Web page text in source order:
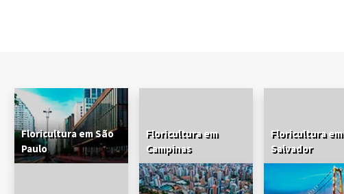
Floricultura em São
Paulo
Floricultura em
Campinas
Floricultura em
Salvador